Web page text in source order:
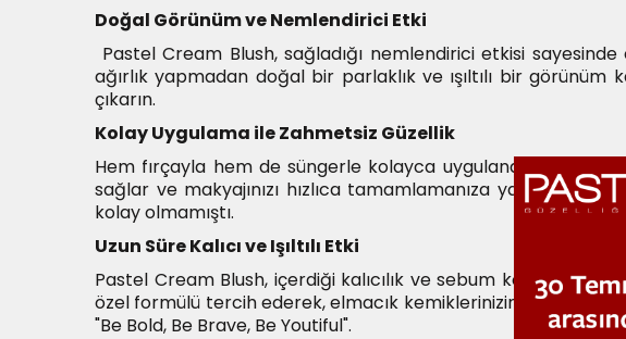
Doğal Görünüm ve Nemlendirici Etki
Pastel Cream Blush, sağladığı nemlendirici etkisi
ağırlık yapmadan doğal bir parlaklık ve ışıltılı bir
çıkarın.
Kolay Uygulama ile Zahmetsiz Güzellik
Hem fırçayla hem de süngerle kolayca uygulanabilir. Hatta
sağlar ve makyajınızı hızlıca tamamlamanıza yardımcı
kolay olmamıştı.
Uzun Süre Kalıcı ve Işıltılı Etki
Pastel Cream Blush, içerdiği kalıcılık ve sebum kontrolü
özel formülü tercih ederek, elmacık kemiklerinizin daha
"Be Bold, Be Brave, Be Youtiful".